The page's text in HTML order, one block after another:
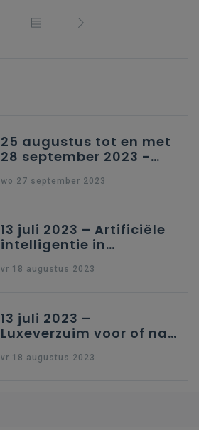
25 augustus tot en met
28 september 2023 -
wo 27 september 2023
13 juli 2023 – Artificiële
intelligentie in
vr 18 augustus 2023
13 juli 2023 –
Luxeverzuim voor of na
vr 18 augustus 2023